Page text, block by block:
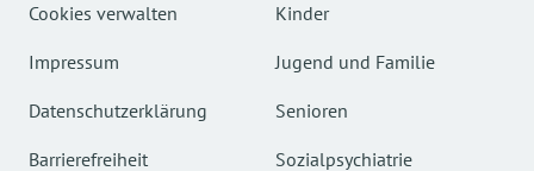
Cookies verwalten
Impressum
Datenschutzerklärung
Barrierefreiheit
Kinder
Jugend und Familie
Senioren
Sozialpsychiatrie